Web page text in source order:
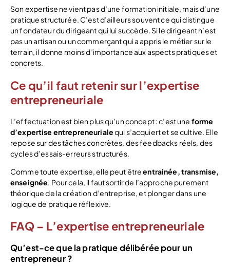
Son expertise ne vient pas d’une formation initiale, mais d’une
pratique structurée. C’est d’ailleurs souvent ce qui distingue
un fondateur du dirigeant qui lui succède. Si le dirigeant n’est
pas un artisan ou un commerçant qui a appris le métier sur le
terrain, il donne moins d’importance aux aspects pratiques et
concrets.
Ce qu’il faut retenir sur l’expertise
entrepreneuriale
L’effectuation est bien plus qu’un concept : c’est une forme
d’expertise entrepreneurialequi s’acquiert et se cultive. Elle
repose sur des tâches concrètes, des feedbacks réels, des
cycles d’essais-erreurs structurés.
Comme toute expertise, elle peut êtreentrainée, transmise,
enseignée. Pour cela, il faut sortir de l’approche purement
théorique de la création d’entreprise, et plonger dans une
logique de pratique réflexive.
FAQ – L’expertise entrepreneuriale
Qu’est-ce que la pratique délibérée pour un
entrepreneur ?